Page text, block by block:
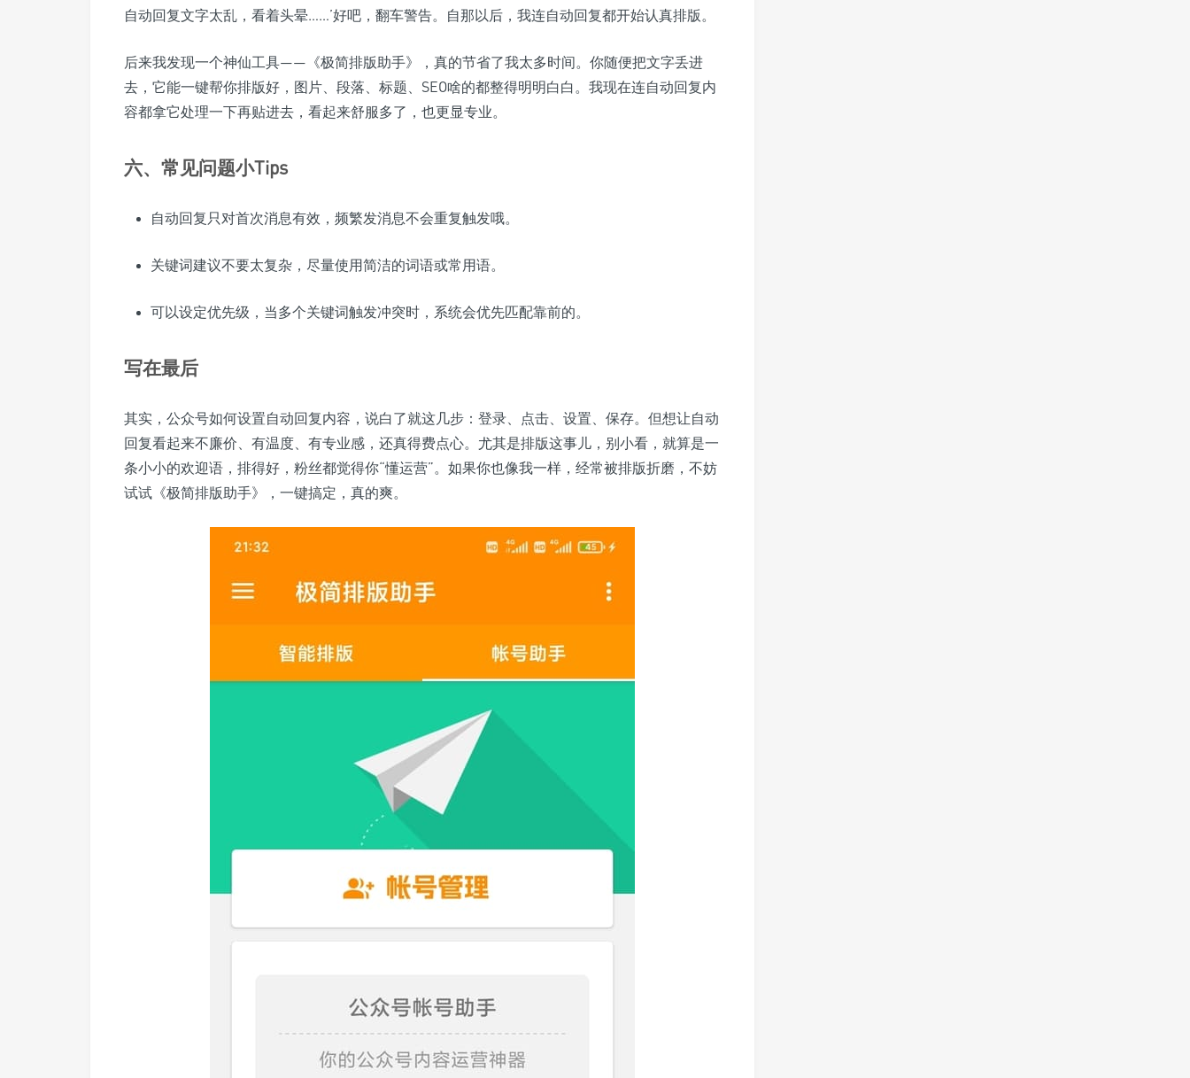
自动回复文字太乱，看着头晕……’好吧，翻车警告。自那以后，我连自动回复都开始认真排版。
后来我发现一个神仙工具——《极简排版助手》，真的节省了我太多时间。你随便把文字丢进
去，它能一键帮你排版好，图片、段落、标题、SEO啥的都整得明明白白。我现在连自动回复内
容都拿它处理一下再贴进去，看起来舒服多了，也更显专业。
六、常见问题小Tips
自动回复只对首次消息有效，频繁发消息不会重复触发哦。
关键词建议不要太复杂，尽量使用简洁的词语或常用语。
可以设定优先级，当多个关键词触发冲突时，系统会优先匹配靠前的。
写在最后
其实，公众号如何设置自动回复内容，说白了就这几步：登录、点击、设置、保存。但想让自动
回复看起来不廉价、有温度、有专业感，还真得费点心。尤其是排版这事儿，别小看，就算是一
条小小的欢迎语，排得好，粉丝都觉得你“懂运营”。如果你也像我一样，经常被排版折磨，不妨
试试《极简排版助手》，一键搞定，真的爽。